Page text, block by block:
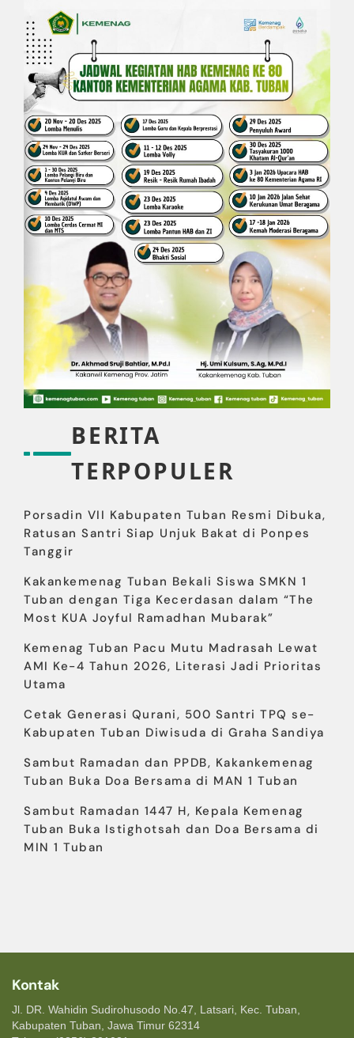
BERITA
TERPOPULER
Porsadin VII Kabupaten Tuban Resmi Dibuka,
Ratusan Santri Siap Unjuk Bakat di Ponpes
Tanggir
Kakankemenag Tuban Bekali Siswa SMKN 1
Tuban dengan Tiga Kecerdasan dalam “The
Most KUA Joyful Ramadhan Mubarak”
Kemenag Tuban Pacu Mutu Madrasah Lewat
AMI Ke-4 Tahun 2026, Literasi Jadi Prioritas
Utama
Cetak Generasi Qurani, 500 Santri TPQ se-
Kabupaten Tuban Diwisuda di Graha Sandiya
Sambut Ramadan dan PPDB, Kakankemenag
Tuban Buka Doa Bersama di MAN 1 Tuban
Sambut Ramadan 1447 H, Kepala Kemenag
Tuban Buka Istighotsah dan Doa Bersama di
MIN 1 Tuban
Kontak
Jl. DR. Wahidin Sudirohusodo No.47, Latsari, Kec. Tuban,
Kabupaten Tuban, Jawa Timur 62314